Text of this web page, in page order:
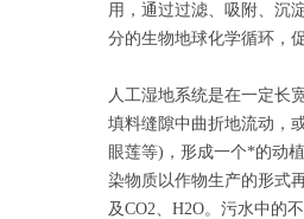
用，通过过滤、吸附、沉
分的生物地球化学循环，
人工湿地系统是在一定长
填料缝隙中曲折地流动，
眼莲等)，形成一个*的动
染物质以作物生产的形式
及CO2、H2O。污水中的